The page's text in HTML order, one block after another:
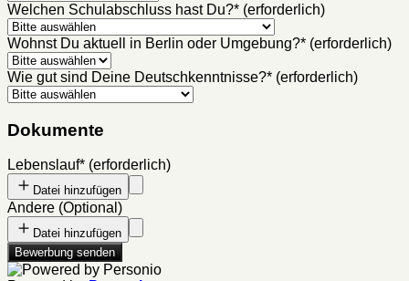
Welchen Schulabschluss hast Du?* (erforderlich)
Wohnst Du aktuell in Berlin oder Umgebung?* (erforderlich)
Wie gut sind Deine Deutschkenntnisse?* (erforderlich)
Dokumente
Lebenslauf* (erforderlich)
Datei hinzufügen
Andere (Optional )
Datei hinzufügen
Bewerbung senden